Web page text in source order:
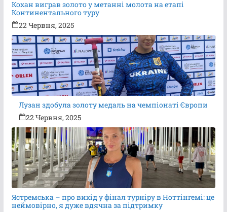
Кохан виграв золото у метанні молота на етапі
Континентального туру
22 Червня, 2025
Лузан здобула золоту медаль на чемпіонаті Європи
22 Червня, 2025
Ястремська – про вихід у фінал турніру в Ноттінгемі: це
неймовірно, я дуже вдячна за підтримку